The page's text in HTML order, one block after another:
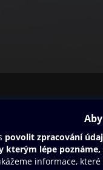
Dárkový poukaz
Nápověda